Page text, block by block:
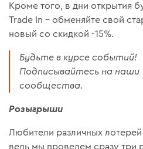
Кроме того, в дни открытия
Trade In – обменяйте свой
новый со скидкой -15%.
Будьте в курсе событий!
Подписывайтесь на наши
сообщества.
Розыгрыши
Любители различных лотерей
ведь мы проведем сразу три